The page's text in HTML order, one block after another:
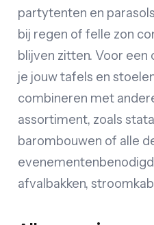
partytenten en
bij regen of felle zon
blijven zitten. Voor
je jouw tafels en
combineren met
assortiment, zoals
barombouwen of alle
afvalbakken,